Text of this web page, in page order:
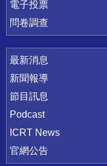
電子投票
問卷調查
最新消息
新聞報導
節目訊息
Podcast
ICRT News
官網公告